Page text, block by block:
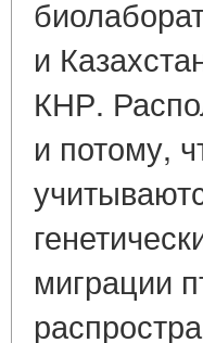
и
КНР.
и потому,
миграции